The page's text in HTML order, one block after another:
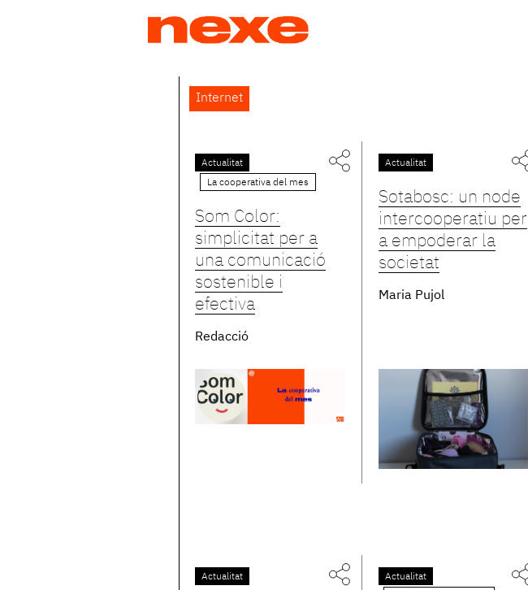
Back
to
Internet
Actualitat
La cooperativa del mes
Som Color:
simplicitat per a
una comunicació
sostenible i
efectiva
Redacció
Actualitat
Sotabosc: un node
intercooperatiu per
a empoderar la
societat
Maria Pujol
Actualitat
Actualitat